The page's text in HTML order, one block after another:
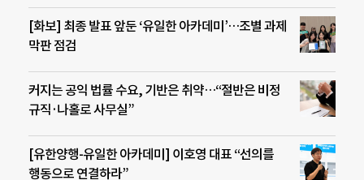
[화보] 최종 발표 앞둔 ‘유일한 아카데미’…조별 과제
막판 점검
커지는 공익 법률 수요, 기반은 취약…“절반은 비정
규직·나홀로 사무실”
[유한양행-유일한 아카데미] 이호영 대표 “선의를
행동으로 연결하라”